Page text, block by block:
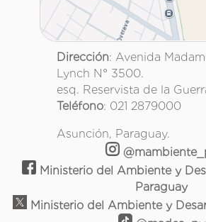
Dirección: Avenida
Lynch N° 3500.
esq. Reservista de la
Teléfono: 021 2879000
Asunción, Paraguay.
Ministerio del Ambiente y
Paraguay
Ministerio del Ambiente y